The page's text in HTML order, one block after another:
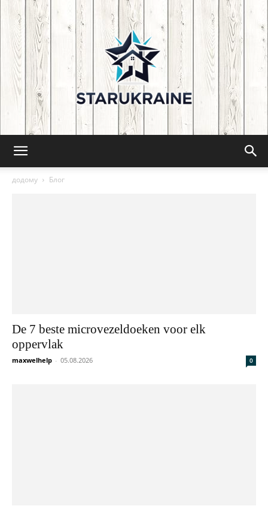
Huis,
додому Блог
De 7 beste microvezeldoeken voor elk
oppervlak
maxwelhelp - 05.08.2026 0